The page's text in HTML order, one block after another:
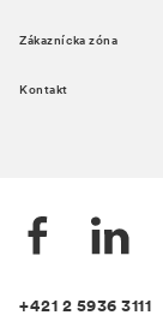
Zákaznícka zóna
Kontakt
+421 2 5936 3111